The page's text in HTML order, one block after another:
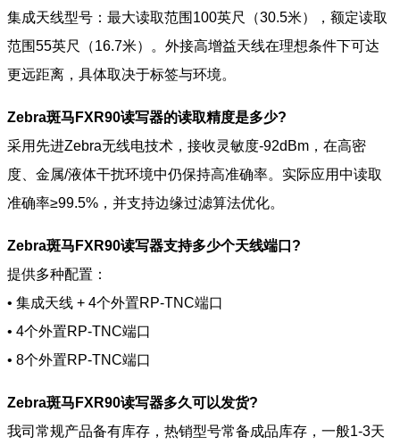
集成天线型号：最大读取范围100英尺（30.5米），额定读取
范围55英尺（16.7米）。外接高增益天线在理想条件下可达
更远距离，具体取决于标签与环境。
Zebra斑马FXR90读写器的读取精度是多少?
采用先进Zebra无线电技术，接收灵敏度-92dBm，在高密
度、金属/液体干扰环境中仍保持高准确率。实际应用中读取
准确率≥99.5%，并支持边缘过滤算法优化。
Zebra斑马FXR90读写器支持多少个天线端口?
提供多种配置：
• 集成天线 + 4个外置RP-TNC端口
• 4个外置RP-TNC端口
• 8个外置RP-TNC端口
Zebra斑马FXR90读写器多久可以发货?
我司常规产品备有库存，热销型号常备成品库存，一般1-3天